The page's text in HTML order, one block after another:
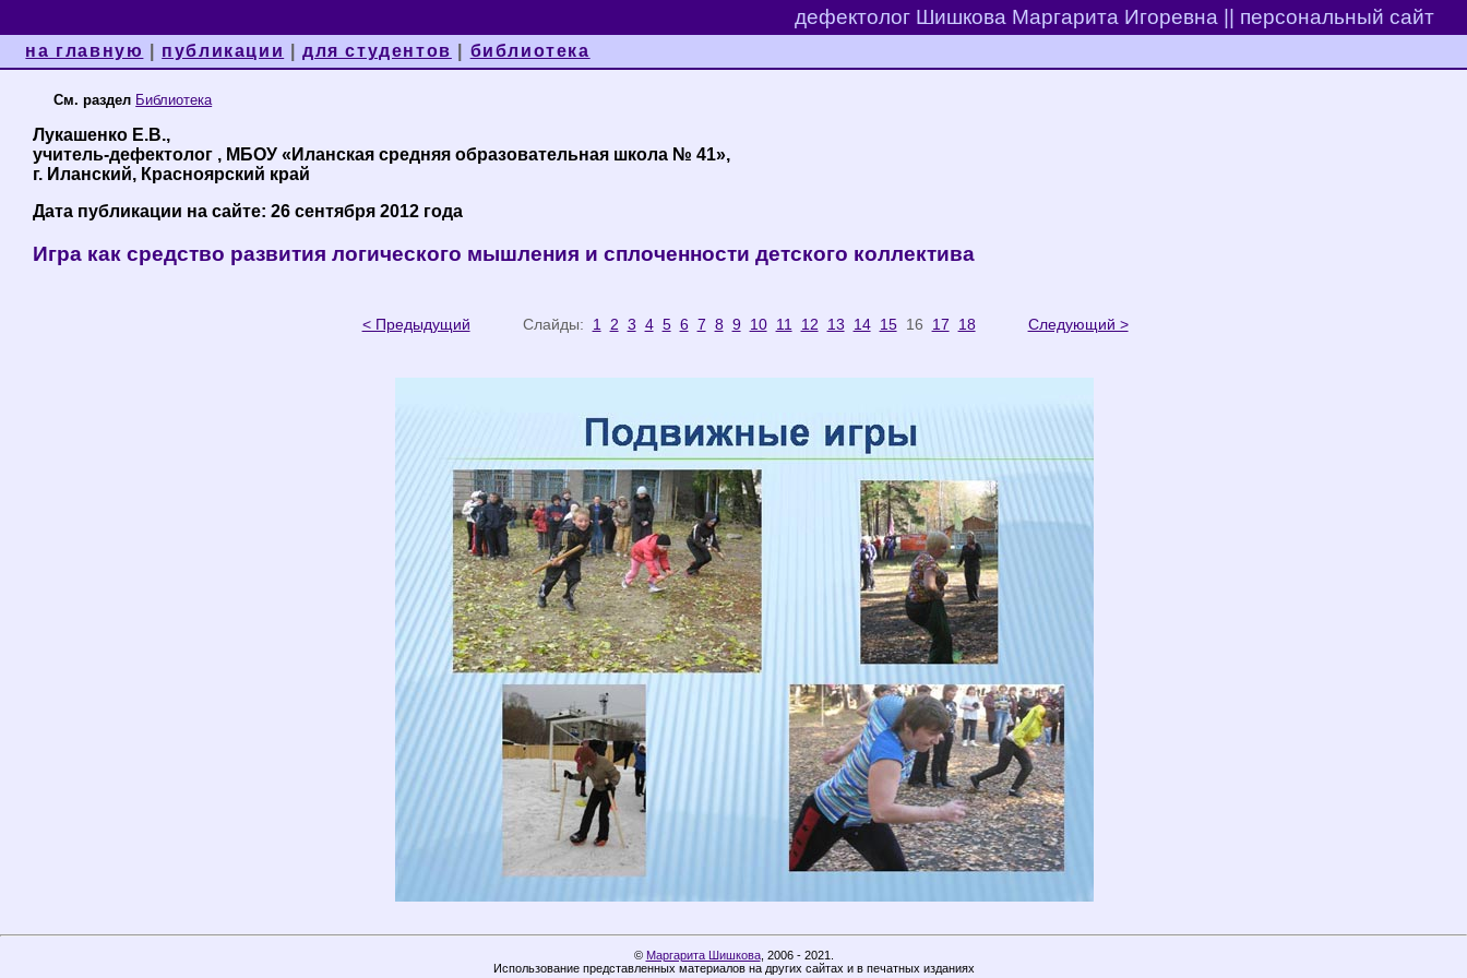
дефектолог Шишкова Маргарита Игоревна || персональный сайт
на главную публикации |для студентов библиотека
См. раздел Библиотека
Лукашенко Е.В.,
учитель-дефектолог , МБОУ «Иланская средняя образовательная школа № 41»,
г. Иланский, Красноярский край
Дата публикации на сайте: 26 сентября 2012 года
Игра как средство развития логического мышления и сплоченности детского коллектива
< Предыдущий Слайды: 1 2 3 4 5 6 7 8 9 10 11 12 13 14 1516 17 18 Следующий >
© Маргарита Шишкова, 2006 - 2021.
Использование представленных материалов на других сайтах и в печатных изданиях